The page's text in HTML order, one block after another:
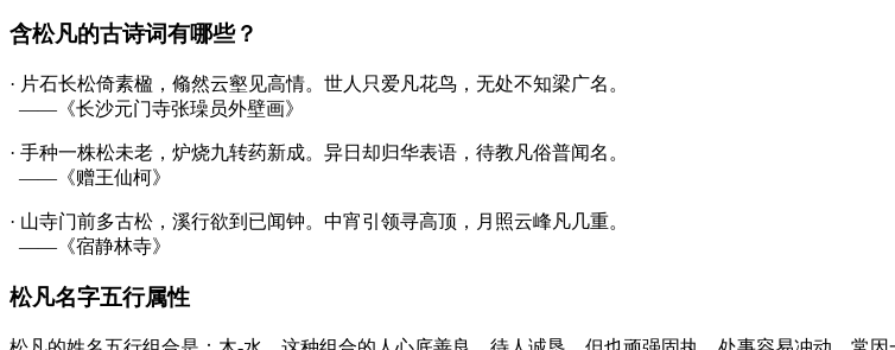
含松凡的古诗词有哪些？
· 片石长松倚素楹，翛然云壑见高情。世人只爱 凡花鸟，无处不知梁广名。
——《长沙元门寺张璪员外壁画》
· 手种一株松未老，炉烧九转药新成。异日却归华表语，待教 凡俗普闻名。
——《赠王仙柯》
· 山寺门前多古松 ，溪行欲到已闻钟。中宵引领寻高顶，月照云峰 凡几重。
——《宿静林寺》
松凡名字五行属性